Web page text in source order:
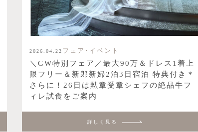
2026.04.22 フェア･イベント
＼GW特別フェア／最大90万＆ドレス1着上
限フリー＆新郎新婦2泊3日宿泊 特典付き＊
さらに！26日は勲章受章シェフの絶品牛フ
ィレ試食をご案内
詳しく見る